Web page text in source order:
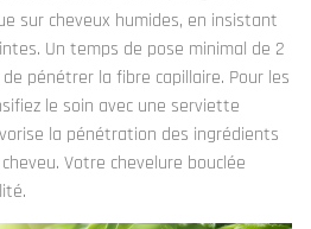
sur cheveux humides, en insistant
Un temps de pose minimal de 2
pénétrer la fibre capillaire. Pour les
le soin avec une serviette
la pénétration des ingrédients
Votre chevelure bouclée